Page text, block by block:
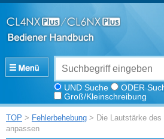
UND Suche
ODER
Groß/Kleinschreibung
TOP > Fehlerbehebung > Die Lautstärke
anpassen